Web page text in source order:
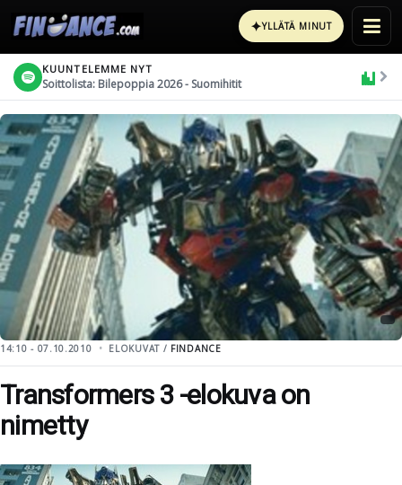
✦YLLÄTÄ MINUT
KUUNTELEMME NYT
Soittolista: Bilepoppia 2026 - Suomihitit
14:10 - 07.10.2010 ELOKUVAT / FINDANCE
Transformers 3 -elokuva on
nimetty